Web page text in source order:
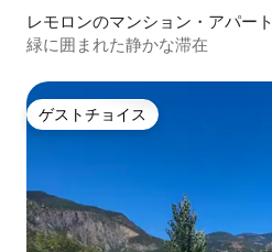
レモロンのマンション・アパート
緑に囲まれた静かな滞在
ゲストチョイス
ゲストチョイス